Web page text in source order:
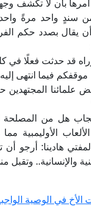
بأن لا تكشف
سندٍ واحد مرةً
يقال بصدد حكم
قد حدثت فعلًا في
موقفكم فيما انتهى
علمائنا
هل من المصلحة
الأوليمبية
المفتي هادينا:
والإنسانية.. وتقبل
في الوصية